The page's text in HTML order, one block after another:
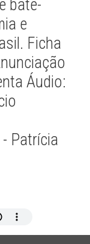
bate-
e
Ficha
Áudio:
Patrícia